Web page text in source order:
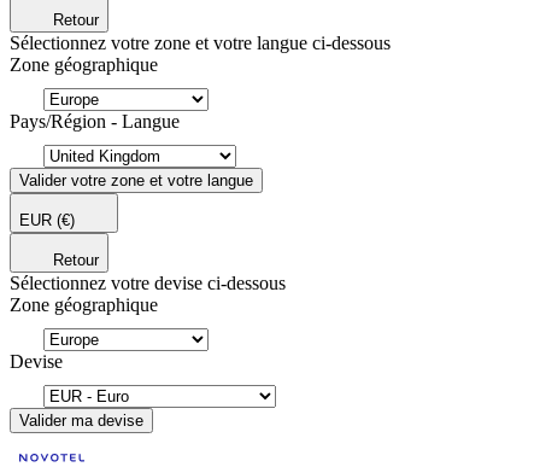
Retour
Sélectionnez votre zone et votre langue ci-dessous
Zone géographique
Pays/Région - Langue
Valider votre zone et votre langue
EUR (€)
Retour
Sélectionnez votre devise ci-dessous
Zone géographique
Devise
Valider ma devise